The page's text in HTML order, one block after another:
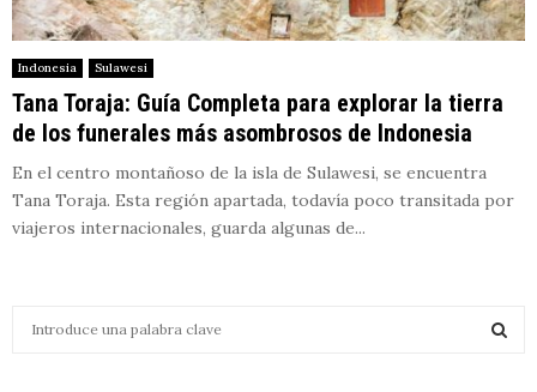
Indonesia Sulawesi
Tana Toraja: Guía Completa para explorar la tierra
de los funerales más asombrosos de Indonesia
En el centro montañoso de la isla de Sulawesi, se encuentra
Tana Toraja. Esta región apartada, todavía poco transitada por
viajeros internacionales, guarda algunas de...